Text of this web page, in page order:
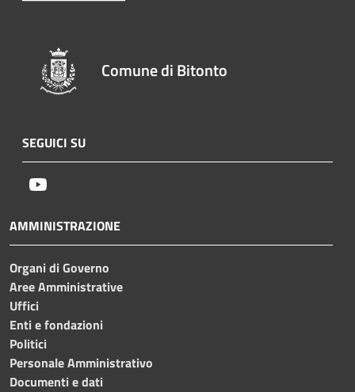
Comune di Bitonto
SEGUICI SU
AMMINISTRAZIONE
Organi di Governo
Aree Amministrative
Uffici
Enti e fondazioni
Politici
Personale Amministrativo
Documenti e dati